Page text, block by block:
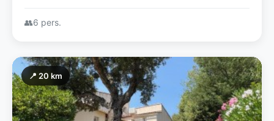
prive zwembad en een prachtig uitzicht
👥6 pers.
📍 20 km